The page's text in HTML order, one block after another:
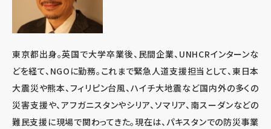
東京都出身。英国で大学卒業後、民間企業、UNHCRインターンな
どを経て、NGOに勤務。これまで緊急人道支援担当として、東日本
大震災や熊本、フィリピン台風、ハイチ大地震など国内外の多くの
災害支援や、アフガニスタンやシリア、ソマリア、南スーダンなどの
難民支援に現場で関わってきた。現在は、パキスタンでの防災事業